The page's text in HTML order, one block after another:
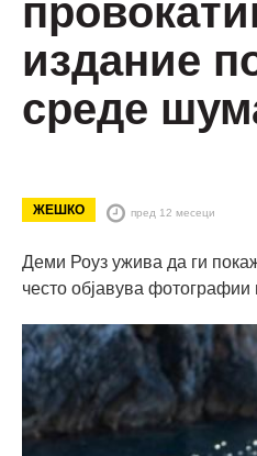
издание
среде
ЖЕШКО пред 12 месеци
Деми Роуз ужива да ги
често објавува фотографии